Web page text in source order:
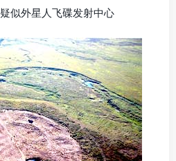
似外星人飞碟发射中心